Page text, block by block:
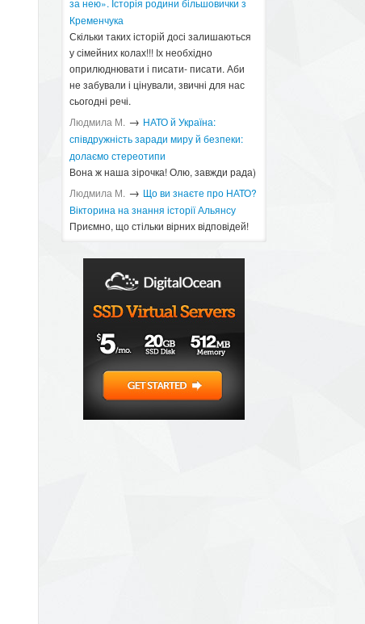
за нею». Історія родини більшовички з
Кременчука
Скільки таких історій досі залишаються
у сімейних колах!!! Іх необхідно
оприлюднювати і писати- писати. Аби
не забували і цінували, звичні для нас
сьогодні речі.
Людмила М. → ​НАТО й Україна:
співдружність заради миру й безпеки:
долаємо стереотипи
Вона ж наша зірочка! Олю, завжди рада)
Людмила М. → Що ви знаєте про НАТО?
Вікторина на знання історії Альянсу ​
Приємно, що стільки вірних відповідей!